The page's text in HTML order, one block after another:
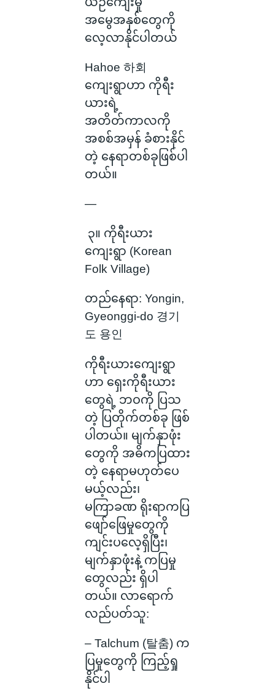
အမွေအနှစ်တွေကို
လေ့လာနိုင်ပါတယ်
Hahoe 하회
ကျေးရွာဟာ ကိုရီး
ယားရဲ့
အတိတ်ကာလကို
အစစ်အမှန် ခံစားနိုင်
တဲ့ နေရာတစ်ခုဖြစ်ပါ
တယ်။
—
၃။ ကိုရီးယား
ကျေးရွာ (Korean
Folk Village)
တည်နေရာ: Yongin,
Gyeonggi-do 경기
도 용인
ကိုရီးယားကျေးရွာ
ဟာ ရှေးကိုရီးယား
တွေရဲ့ ဘဝကို ပြသ
တဲ့ ပြတိုက်တစ်ခု ဖြစ်
ပါတယ်။ မျက်နှာဖုံး
တွေကို အဓိကပြထား
တဲ့ နေရာမဟုတ်ပေ
မယ့်လည်း၊
မကြာခဏ ရိုးရာကပြ
ဖျော်ဖြေမှုတွေကို
ကျင်းပလေ့ရှိပြီး၊
မျက်နှာဖုံးနဲ့ ကပြမှု
တွေလည်း ရှိပါ
တယ်။ လာရောက်
လည်ပတ်သူ:
– Talchum (탈춤) က
ပြမှုတွေကို ကြည့်ရှု
နိုင်ပါ